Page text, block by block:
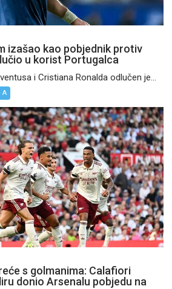
izašao kao pobjednik protiv
u korist Portugalca
i Cristiana Ronalda odlučen je...
A
s golmanima: Calafiori
donio Arsenalu pobjedu na